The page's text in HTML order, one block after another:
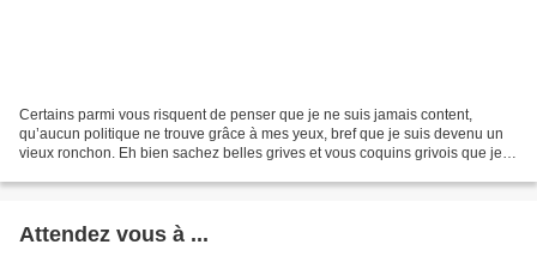
Certains parmi vous risquent de penser que je ne suis jamais content,
qu’aucun politique ne trouve grâce à mes yeux, bref que je suis devenu un
vieux ronchon. Eh bien sachez belles grives et vous coquins grivois que je
Attendez vous à ...